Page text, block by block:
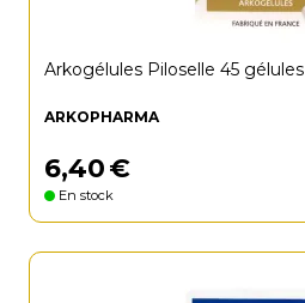
Arkogélules Piloselle 45 gélules
ARKOPHARMA
6,40€
En stock